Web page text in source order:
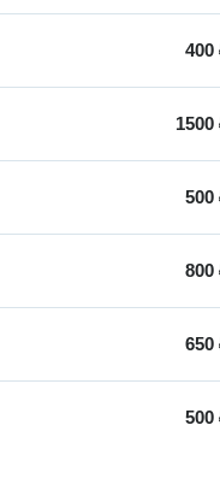
400
1500
500
800
650
500